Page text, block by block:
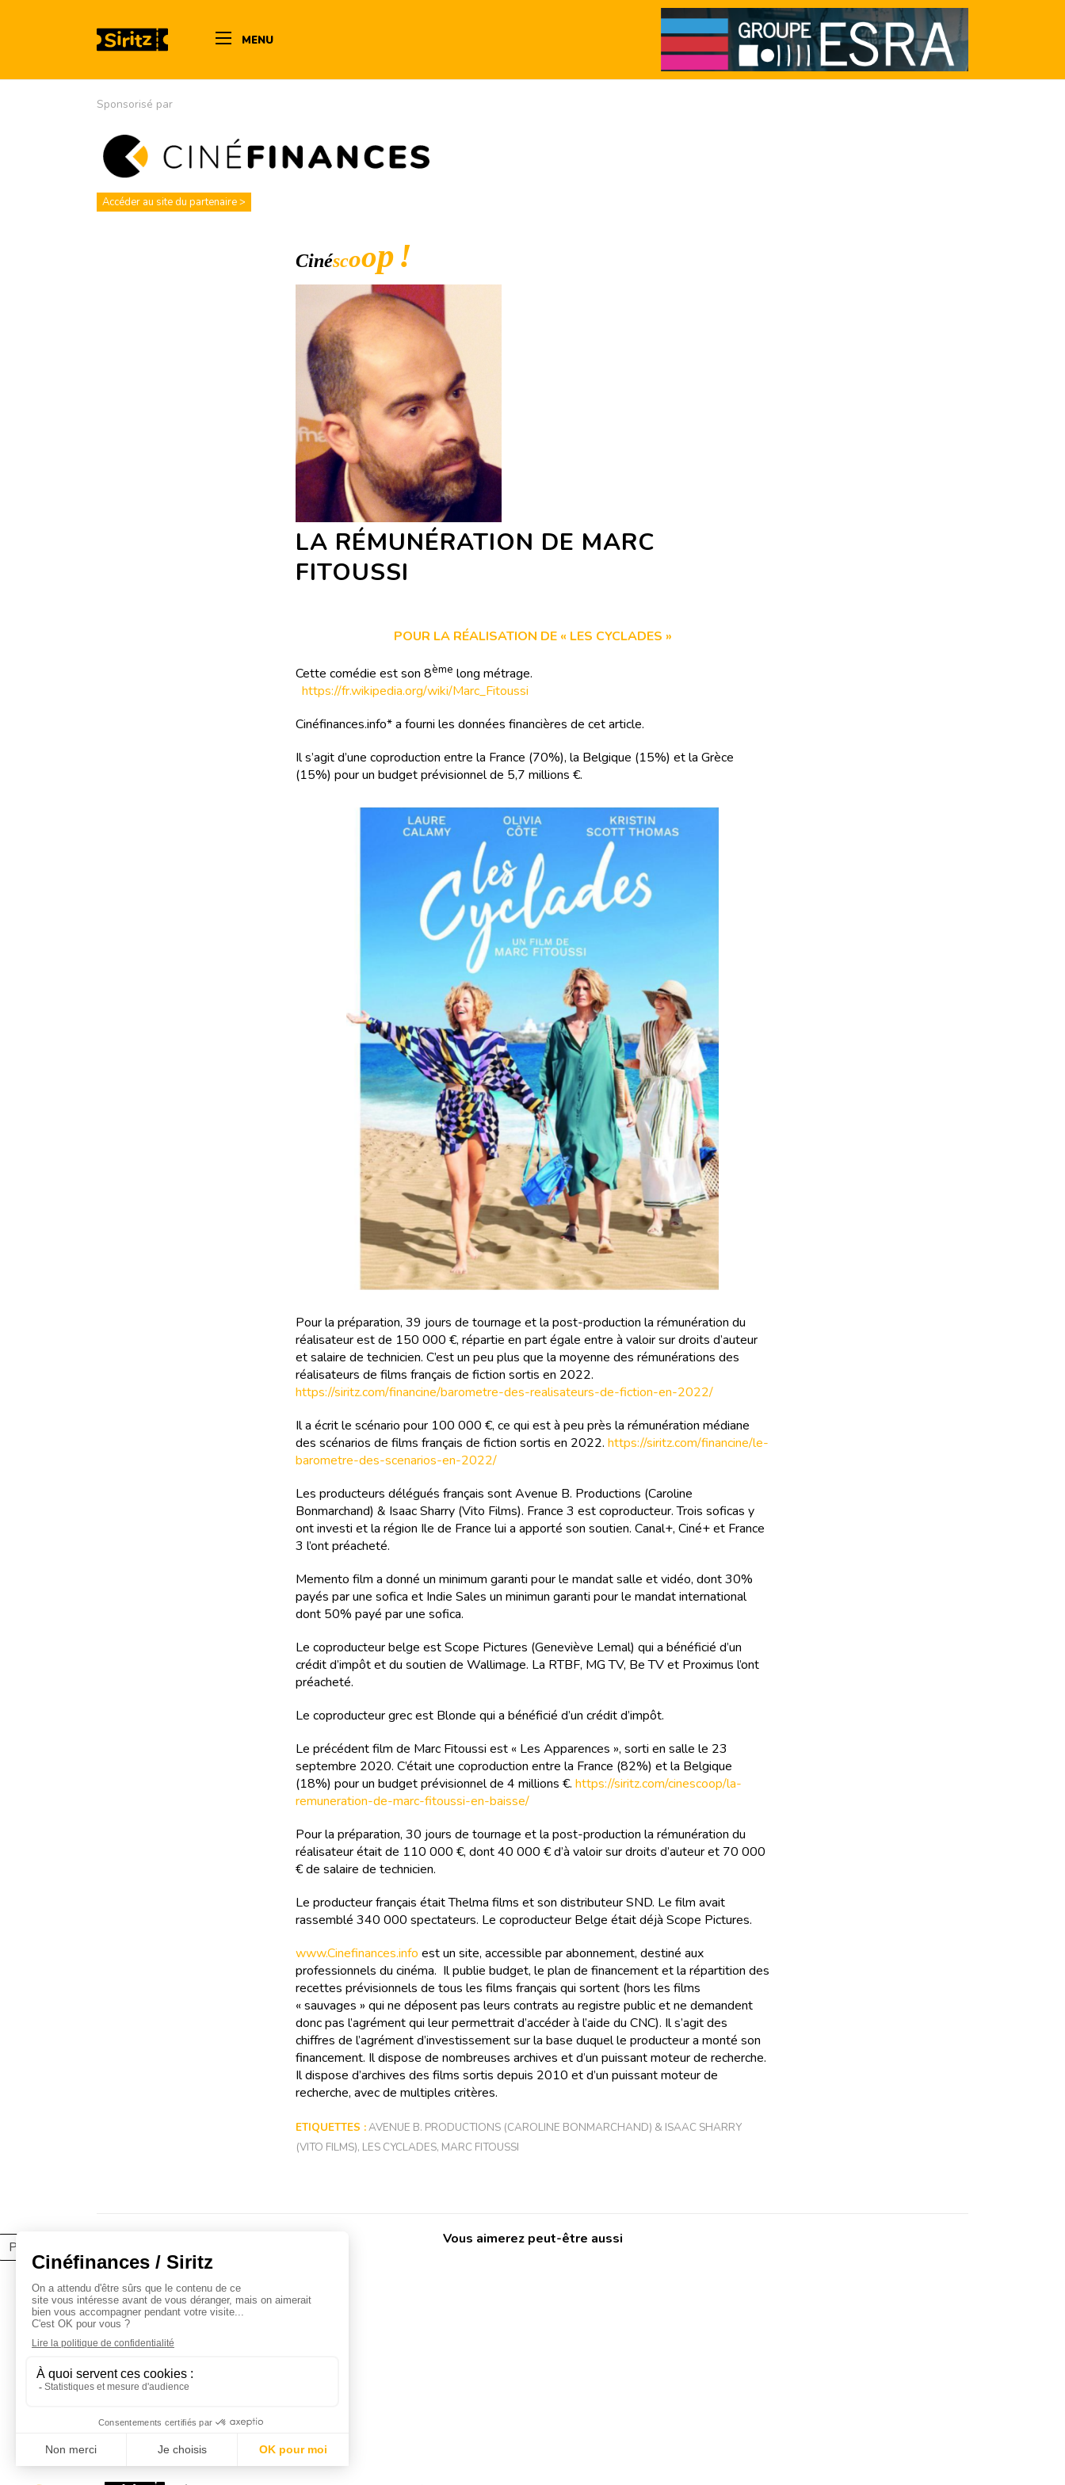
MENU
Partager l'article
Sponsorisé par
Accéder au site du partenaire >
LA RÉMUNÉRATION DE MARC
FITOUSSI
POUR LA RÉALISATION DE « LES CYCLADES »
Cette comédie est son 8ème long métrage.
https://fr.wikipedia.org/wiki/Marc_Fitoussi
Cinéfinances.info* a fourni les données financières de cet article.
Il s’agit d’une coproduction entre la France (70%), la Belgique (15%) et la Grèce
(15%) pour un budget prévisionnel de 5,7 millions €.
Pour la préparation, 39 jours de tournage et la post-production la rémunération du
réalisateur est de 150 000 €, répartie en part égale entre à valoir sur droits d’auteur
et salaire de technicien. C’est un peu plus que la moyenne des rémunérations des
réalisateurs de films français de fiction sortis en 2022.
https://siritz.com/financine/barometre-des-realisateurs-de-fiction-en-2022/
Il a écrit le scénario pour 100 000 €, ce qui est à peu près la rémunération médiane
des scénarios de films français de fiction sortis en 2022. https://siritz.com/financine/le-
barometre-des-scenarios-en-2022/
Les producteurs délégués français sont Avenue B. Productions (Caroline
Bonmarchand) & Isaac Sharry (Vito Films). France 3 est coproducteur. Trois soficas y
ont investi et la région Ile de France lui a apporté son soutien. Canal+, Ciné+ et France
3 l’ont préacheté.
Memento film a donné un minimum garanti pour le mandat salle et vidéo, dont 30%
payés par une sofica et Indie Sales un minimun garanti pour le mandat international
dont 50% payé par une sofica.
Le coproducteur belge est Scope Pictures (Geneviève Lemal) qui a bénéficié d’un
crédit d’impôt et du soutien de Wallimage. La RTBF, MG TV, Be TV et Proximus l’ont
préacheté.
Le coproducteur grec est Blonde qui a bénéficié d’un crédit d’impôt.
Le précédent film de Marc Fitoussi est « Les Apparences », sorti en salle le 23
septembre 2020. C’était une coproduction entre la France (82%) et la Belgique
(18%) pour un budget prévisionnel de 4 millions €. https://siritz.com/cinescoop/la-
remuneration-de-marc-fitoussi-en-baisse/
Pour la préparation, 30 jours de tournage et la post-production la rémunération du
réalisateur était de 110 000 €, dont 40 000 € d’à valoir sur droits d’auteur et 70 000
€ de salaire de technicien.
Le producteur français était Thelma films et son distributeur SND. Le film avait
rassemblé 340 000 spectateurs. Le coproducteur Belge était déjà Scope Pictures.
www.Cinefinances.info est un site, accessible par abonnement, destiné aux
professionnels du cinéma. Il publie budget, le plan de financement et la répartition des
recettes prévisionnels de tous les films français qui sortent (hors les films
« sauvages » qui ne déposent pas leurs contrats au registre public et ne demandent
donc pas l’agrément qui leur permettrait d’accéder à l’aide du CNC). Il s’agit des
chiffres de l’agrément d’investissement sur la base duquel le producteur a monté son
financement. Il dispose de nombreuses archives et d’un puissant moteur de recherche.
Il dispose d’archives des films sortis depuis 2010 et d’un puissant moteur de
recherche, avec de multiples critères.
ETIQUETTES :AVENUE B. PRODUCTIONS (CAROLINE BONMARCHAND) & ISAAC SHARRY
(VITO FILMS), LES CYCLADES, MARC FITOUSSI
Vous aimerez peut-être aussi